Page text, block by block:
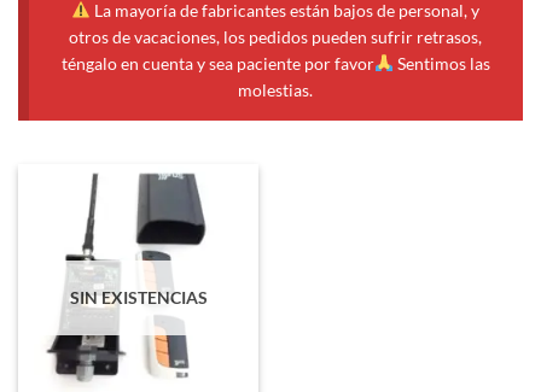
La mayoría de fabricantes están bajos de personal, y
otros de vacaciones, los pedidos pueden sufrir retrasos,
téngalo en cuenta y sea paciente por favor
Sentimos las
molestias.
SIN EXISTENCIAS